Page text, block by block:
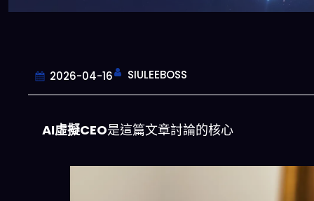
2026-04-16 SIULEEBOSS
AI虛擬CEO是這篇文章討論的核心